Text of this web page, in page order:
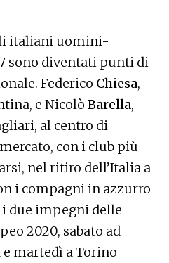
italiani uomini-
sono diventati punti di
Federico Chiesa,
e Nicolò Barella,
al centro di
con i club più
nel ritiro dell’Italia a
i compagni in azzurro
due impegni delle
2020, sabato ad
martedì a Torino